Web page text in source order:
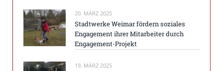
20. MÄRZ 2025
Stadtwerke Weimar fördern soziales
Engagement ihrer Mitarbeiter durch
Engagement-Projekt
19. MÄRZ 2025